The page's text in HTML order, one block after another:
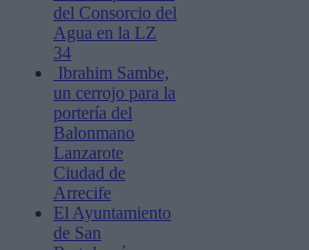
del Consorcio del
Agua en la LZ
34
Ibrahim Sambe,
un cerrojo para la
portería del
Balonmano
Lanzarote
Ciudad de
Arrecife
El Ayuntamiento
de San